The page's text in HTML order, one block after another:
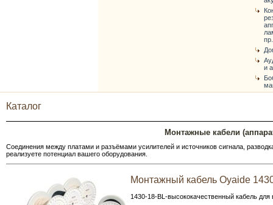
и
Каталог
Монтажные кабели
Соединения между платами и разъёмами усилителей и источников сигнала,
реализуете потенциал вашего оборудования.
Монтажный кабель Oyaide
1430-18-BL-высококачественный кабель для